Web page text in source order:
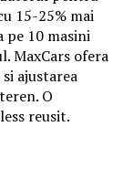
15-25% mai
pe 10 masini
MaxCars ofera
ajustarea
O
reusit.